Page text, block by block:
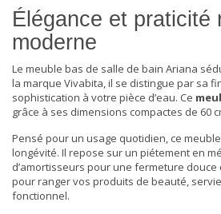
Élégance et praticité
moderne
Le meuble bas de salle de bain Ariana
la marque Vivabita, il se distingue par sa
sophistication à votre pièce d’eau. Ce
grâce à ses dimensions compactes de 60
Pensé pour un usage quotidien, ce
longévité. Il repose sur un piétement en
d’amortisseurs pour une fermeture
pour ranger vos produits de beauté,
fonctionnel.